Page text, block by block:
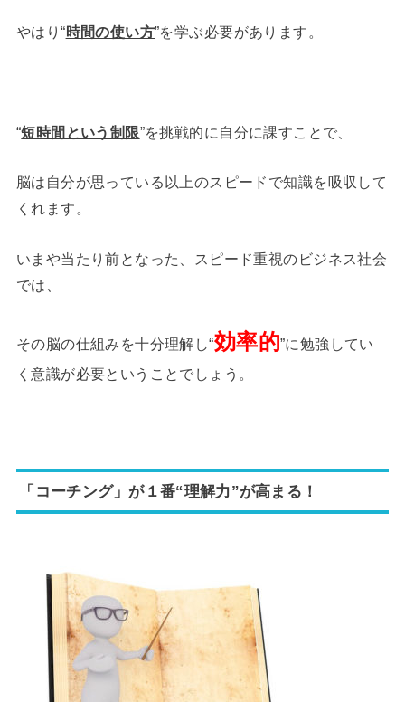
やはり“時間の使い方”を学ぶ必要があります。
“短時間という制限”を挑戦的に自分に課すことで、
脳は自分が思っている以上のスピードで知識を吸収して
くれます。
いまや当たり前となった、スピード重視のビジネス社会
では、
その脳の仕組みを十分理解し“効率的”に勉強してい
く意識が必要ということでしょう。
「コーチング」が１番“理解力”が高まる！